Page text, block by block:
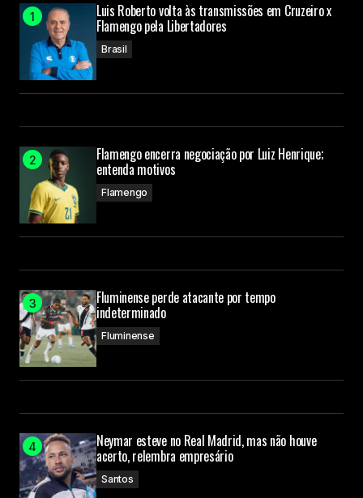
Luis Roberto volta às transmissões em Cruzeiro x
Flamengo pela Libertadores
Brasil
Flamengo encerra negociação por Luiz Henrique;
entenda motivos
Flamengo
Fluminense perde atacante por tempo
indeterminado
Fluminense
Neymar esteve no Real Madrid, mas não houve
acerto, relembra empresário
Santos